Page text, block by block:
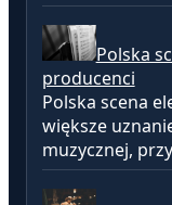
Polska
producenci
Polska scena
większe
muzycznej,